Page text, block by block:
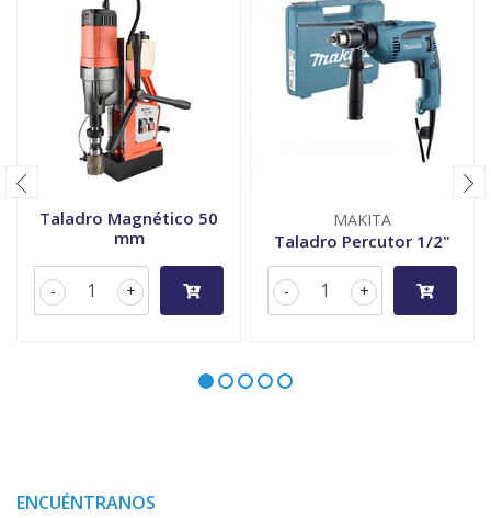
Taladro Magnético 50
mm
+
-
MAKITA
Taladro Percutor 1/2"
+
-
ENCUÉNTRANOS